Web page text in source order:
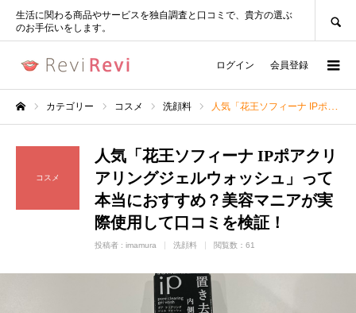
生活に関わる商品やサービスを独自調査と口コミで、貴方の選ぶ
のお手伝いをします。
ログイン 会員登録
カテゴリー コスメ 洗顔料 人気「花王ソフィーナ IPポアクリアリングジェルウォッシュ」って本当におすすめ？美容マニアが実際使用して口コミを検証！
コスメ
人気「花王ソフィーナ IPポアクリ
アリングジェルウォッシュ」って
本当におすすめ？美容マニアが実
際使用して口コミを検証！
投稿者 : imamura 洗顔料 閲覧数：61